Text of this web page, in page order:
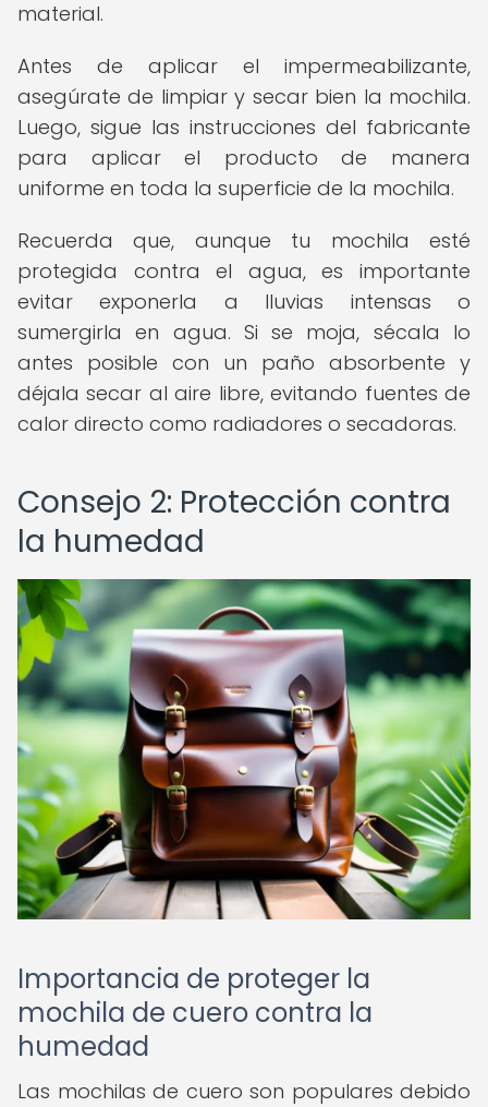
material.
Antes de aplicar el impermeabilizante,
asegúrate de limpiar y secar bien la mochila.
Luego, sigue las instrucciones del fabricante
para aplicar el producto de manera
uniforme en toda la superficie de la mochila.
Recuerda que, aunque tu mochila esté
protegida contra el agua, es importante
evitar exponerla a lluvias intensas o
sumergirla en agua. Si se moja, sécala lo
antes posible con un paño absorbente y
déjala secar al aire libre, evitando fuentes de
calor directo como radiadores o secadoras.
Consejo 2: Protección contra
la humedad
Importancia de proteger la
mochila de cuero contra la
humedad
Las mochilas de cuero son populares debido